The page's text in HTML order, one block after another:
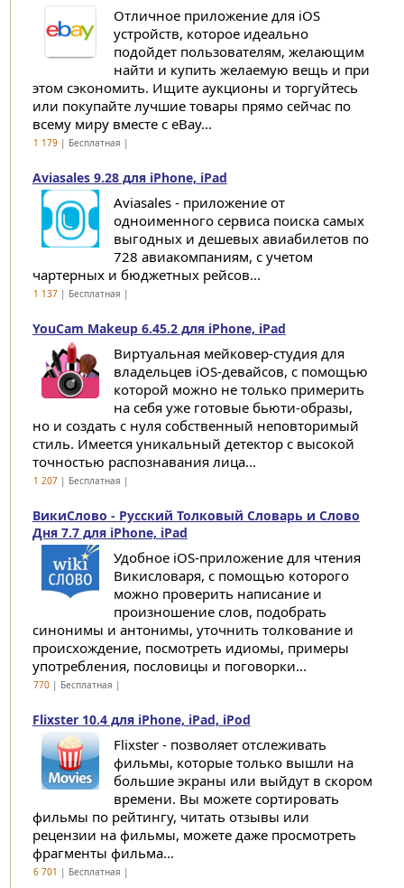
Отличное приложение для iOS
устройств, которое идеально
подойдет пользователям, желающим
найти и купить желаемую вещь и при
этом сэкономить. Ищите аукционы и торгуйтесь
или покупайте лучшие товары прямо сейчас по
всему миру вместе с eBay...
1 179| Бесплатная |
Aviasales 9.28 для iPhone, iPad
Aviasales - приложение от
одноименного сервиса поиска самых
выгодных и дешевых авиабилетов по
728 авиакомпаниям, с учетом
чартерных и бюджетных рейсов...
1 137| Бесплатная |
YouCam Makeup 6.45.2 для iPhone, iPad
Виртуальная мейковер-студия для
владельцев iOS-девайсов, с помощью
которой можно не только примерить
на себя уже готовые бьюти-образы,
но и создать с нуля собственный неповторимый
стиль. Имеется уникальный детектор с высокой
точностью распознавания лица...
1 207| Бесплатная |
ВикиСлово - Русский Толковый Словарь и Слово
Дня 7.7 для iPhone, iPad
Удобное iOS-приложение для чтения
Викисловаря, с помощью которого
можно проверить написание и
произношение слов, подобрать
синонимы и антонимы, уточнить толкование и
происхождение, посмотреть идиомы, примеры
употребления, пословицы и поговорки...
770| Бесплатная |
Flixster 10.4 для iPhone, iPad, iPod
Flixster - позволяет отслеживать
фильмы, которые только вышли на
большие экраны или выйдут в скором
времени. Вы можете сортировать
фильмы по рейтингу, читать отзывы или
рецензии на фильмы, можете даже просмотреть
фрагменты фильма...
6 701 | Бесплатная |